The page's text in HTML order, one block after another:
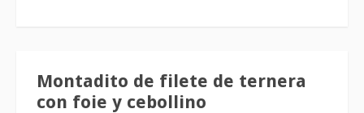
Montadito de filete de ternera
con foie y cebollino